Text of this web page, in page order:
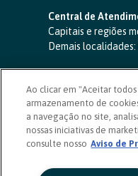
Central de
Capitais e regiões
Demais localidades:
SAC 24 horas-0800
Ouvidoria
0800 725 0996
(de
Deficientes
Ao clicar em "Aceitar
armazenamento de
a navegação no site,
nossas iniciativas de
consulte nosso Aviso de